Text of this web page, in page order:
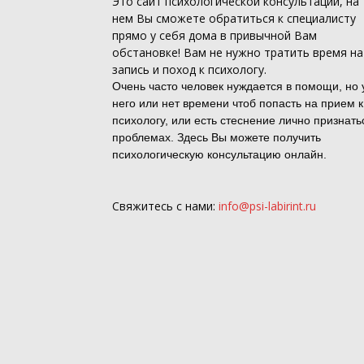
нем Вы сможете обратиться к специалисту
прямо у себя дома в привычной Вам
обстановке! Вам не нужно тратить время на
запись и поход к психологу.
Очень часто человек нуждается в помощи, но
него или нет времени чтоб попасть на прием к
психологу, или есть стеснение лично
проблемах. Здесь Вы можете получить
психологическую консультацию онлайн.
Свяжитесь с нами: info@psi-labirint.ru